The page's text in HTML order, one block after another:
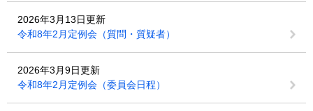
2026年3月13日更新
令和8年2月定例会（質問・質疑者）
2026年3月9日更新
令和8年2月定例会（委員会日程）